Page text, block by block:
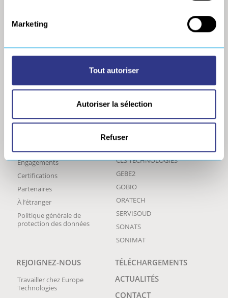
Marketing
Tout autoriser
Autoriser la sélection
Refuser
LE GROUPE
Historique
Engagements
Certifications
Partenaires
À l’étranger
Politique générale de
protection des données
NOS MARQUES ET
CLS TECHNOLOGIES
GEBE2
GOBIO
ORATECH
SERVISOUD
SONATS
SONIMAT
REJOIGNEZ-NOUS
Travailler chez Europe
Technologies
TÉLÉCHARGEMENTS
ACTUALITÉS
CONTACT